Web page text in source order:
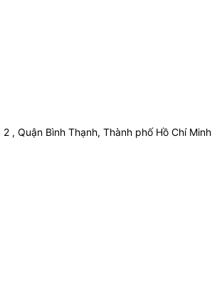
, Quận Bình Thạnh, Thành phố Hồ Chí Minh